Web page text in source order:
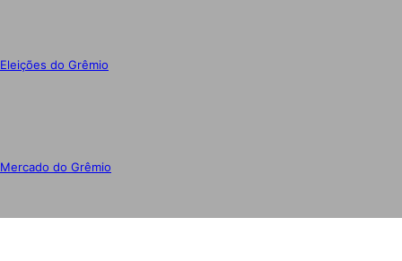
Eleições do Grêmio
Mercado do Grêmio